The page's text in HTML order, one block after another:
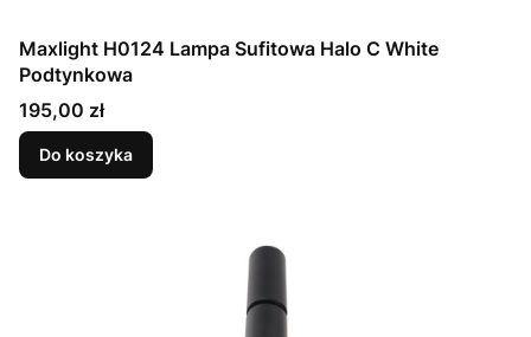
Maxlight H0124 Lampa Sufitowa Halo C White
Podtynkowa
Cena
195,00 zł
Do koszyka